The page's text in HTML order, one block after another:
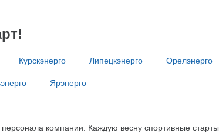
Курскэнерго Липецкэнерго Орелэнерго
Ярэнерго
компании. Каждую весну спортивные старты